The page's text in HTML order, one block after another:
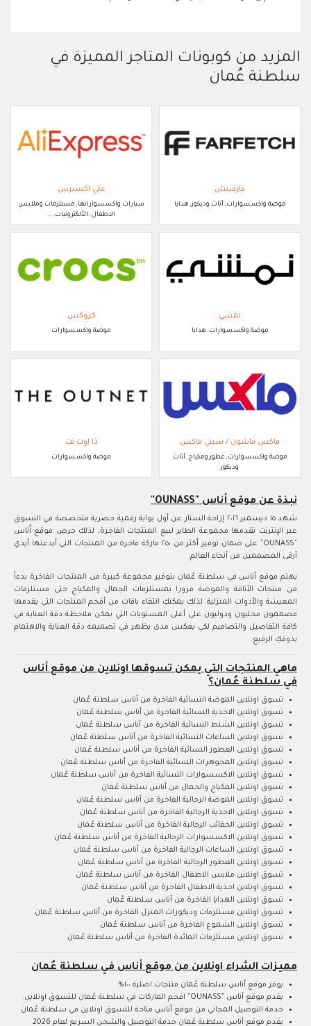
المزيد من كوبونات المتاجر المميزة في
سلطنة عُمان
فارفيتش
موضة واكسسوارات, أثاث وديكور, هدايا
علي اكسبرس
سيارات واكسسواراتها, مستلزمات وملابس
الاطفال, الألكترونيات, ..
نمشي
موضة واكسسوارات, هدايا
كروكس
موضة واكسسوارات
ماكس فاشون / سيتي ماكس
موضة واكسسوارات, عطور ومكياج, أثاث
وديكور
ذا اوت نت
موضة واكسسوارات
نبذة عن موقع أناس "OUNASS"
شهد ١٥ ديسمبر ٢٠١٦ إزاحة الستار عن أول بوابة رقمية حصرية متخصصة في التسوق
عبر الإنترنت تقدمها مجموعة الطاير لبيع المنتجات الفاخرة، لذلك حرص موقع أُناس
"OUNASS" على ضمان توفير أكثر من ٢٥٠ ماركة فاخرة من المنتجات التي أبدعتها أيدي
أرقى المصممين من أنحاء العالم.
يهتم موقع أناس في سلطنة عُمان بتوفير مجموعة كبيرة من المنتجات الفاخرة بدءاً
من منتجات الأناقة والموضة مرورا بمستلزمات الجمال والمكياج حتى مستلزمات
المعيشة والأدوات المنزلية. لذلك يمكنكِ انتقاء باقات من أفخم المنتجات التي يقدمها
مصممون محليون ودوليون على أعلى المستويات التي يمكن ملاحظة دقة العناية في
كافة التفاصيل والتصاميم لكي يعكس مدى يظهر في تصميمه دقة العناية والاهتمام
بذوقكِ الرفيع.
ماهي المنتجات التي يمكن تسوقها اونلاين من موقع أناس
في سلطنة عُمان؟
تسوق اونلاين الموضة النسائية الفاخرة من أناس سلطنة عُمان
تسوق اونلاين الاحذية النسائية الفاخرة من أناس سلطنة عُمان
تسوق اونلاين الشنط النسائية الفاخرة من أناس سلطنة عُمان
تسوق اونلاين الساعات النسائية الفاخرة من أناس سلطنة عُمان
تسوق اونلاين العطور النسائية الفاخرة من أناس سلطنة عُمان
تسوق اونلاين المجوهرات النسائية الفاخرة من أناس سلطنة عُمان
تسوق اونلاين الاكسسوارات النسائية الفاخرة من أناس سلطنة عُمان
تسوق اونلاين المكياج والجمال من أناس سلطنة عُمان
تسوق اونلاين الموضة الرجالية الفاخرة من أناس سلطنة عُمان
تسوق اونلاين الاحذية الرجالية الفاخرة من أناس سلطنة عُمان
تسوق اونلاين الحقائب الرجالية الفاخرة من أناس سلطنة عُمان
تسوق اونلاين الاكسسوارات الرجالية الفاخرة من أناس سلطنة عُمان
تسوق اونلاين الساعات الرجالية الفاخرة من أناس سلطنة عُمان
تسوق اونلاين العطور الرجالية الفاخرة من أناس سلطنة عُمان
تسوق اونلاين ملابس الاطفال الفاخرة من أناس سلطنة عُمان
تسوق اونلاين احذية الاطفال الفاخرة من أناس سلطنة عُمان
تسوق اونلاين الهدايا الفاخرة من أناس سلطنة عُمان
تسوق اونلاين مستلزمات وديكورات المنزل الفاخرة من أناس سلطنة عُمان
تسوق اونلاين الشموع الفاخرة من أناس سلطنة عُمان
تسوق اونلاين مستلزمات المائدة الفاخرة من أناس سلطنة عُمان
مميزات الشراء اونلاين من موقع أناس في سلطنة عُمان
يوفر موقع أناس سلطنة عُمان منتجات اصلية ١٠٠%
يقدم موقع أناس "OUNASS" افخم الماركات في سلطنة عُمان للتسوق اونلاين.
خدمة التوصيل المجاني من موقع أناس متاحة للتسوق اونلاين في سلطنة عُمان
يقدم موقع أناس سلطنة عُمان خدمة التوصيل والشحن السريع لعام 2026